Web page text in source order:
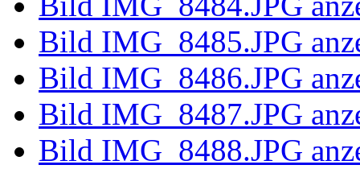
Bild
Bild